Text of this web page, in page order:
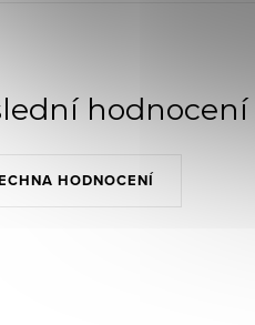
hodnocení
HODNOCENÍ